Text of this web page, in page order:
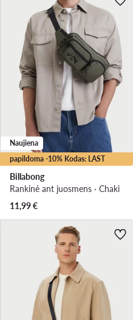
papildoma -10% Kodas: LAST
Naujiena
Billabong
Rankinė ant juosmens · Chaki
11,99€